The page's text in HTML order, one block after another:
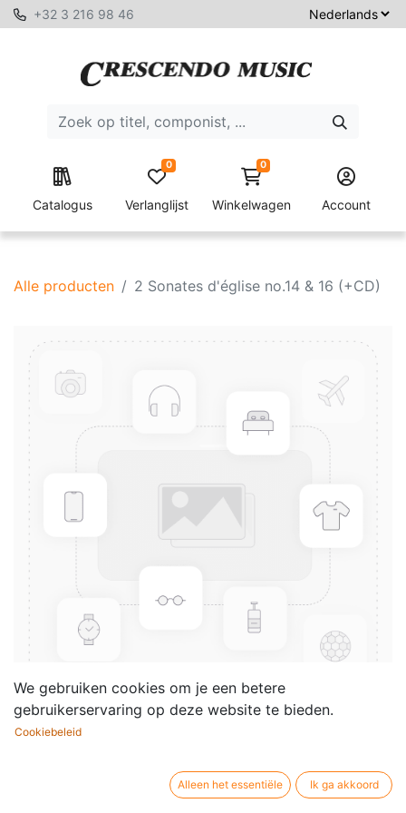
+32 3 216 98 46
Catalogus Verlanglijst
0 0
Winkelwagen Account
Alle producten 2 Sonates d'église no.14 & 16 (+CD)
2 Sonates d'église no.14 & 16
We gebruiken cookies om je een betere
gebruikerservaring op deze website te bieden.
Cookiebeleid
Alleen het essentiële Ik ga akkoord